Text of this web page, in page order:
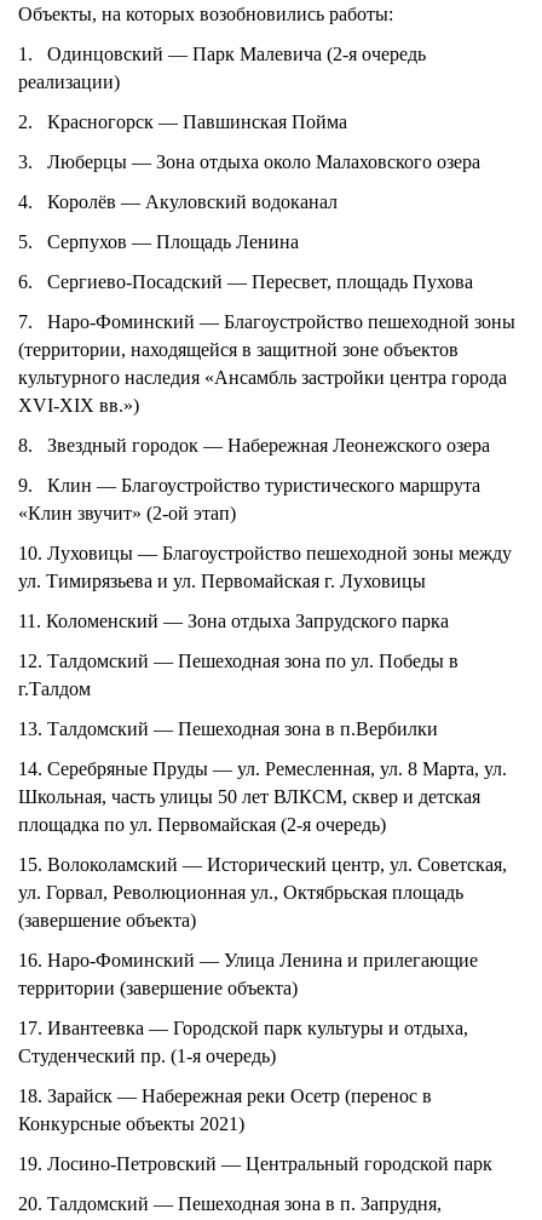
Объекты, на которых возобновились работы:
1.
Одинцовский — Парк Малевича (2-я очередь
реализации)
2.
Красногорск — Павшинская Пойма
3.
Люберцы — Зона отдыха около Малаховского озера
4.
Королёв — Акуловский водоканал
5.
Серпухов — Площадь Ленина
6.
Сергиево-Посадский — Пересвет, площадь Пухова
7.
Наро-Фоминский — Благоустройство пешеходной зоны
(территории, находящейся в защитной зоне объектов
культурного наследия «Ансамбль застройки центра города
XVI-XIX вв.»)
8.
Звездный городок — Набережная Леонежского озера
9.
Клин — Благоустройство туристического маршрута
«Клин звучит» (2-ой этап)
10. Луховицы — Благоустройство пешеходной зоны между
ул. Тимирязьева и ул. Первомайская г. Луховицы
11. Коломенский — Зона отдыха Запрудского парка
12. Талдомский — Пешеходная зона по ул. Победы в
г.Талдом
13. Талдомский — Пешеходная зона в п.Вербилки
14. Серебряные Пруды — ул. Ремесленная, ул. 8 Марта, ул.
Школьная, часть улицы 50 лет ВЛКСМ, сквер и детская
площадка по ул. Первомайская (2-я очередь)
15. Волоколамский — Исторический центр, ул. Советская,
ул. Горвал, Революционная ул., Октябрьская площадь
(завершение объекта)
16. Наро-Фоминский — Улица Ленина и прилегающие
территории (завершение объекта)
17. Ивантеевка — Городской парк культуры и отдыха,
Студенческий пр. (1-я очередь)
18. Зарайск — Набережная реки Осетр (перенос в
Конкурсные объекты 2021)
19. Лосино-Петровский — Центральный городской парк
20. Талдомский — Пешеходная зона в п. Запрудня,